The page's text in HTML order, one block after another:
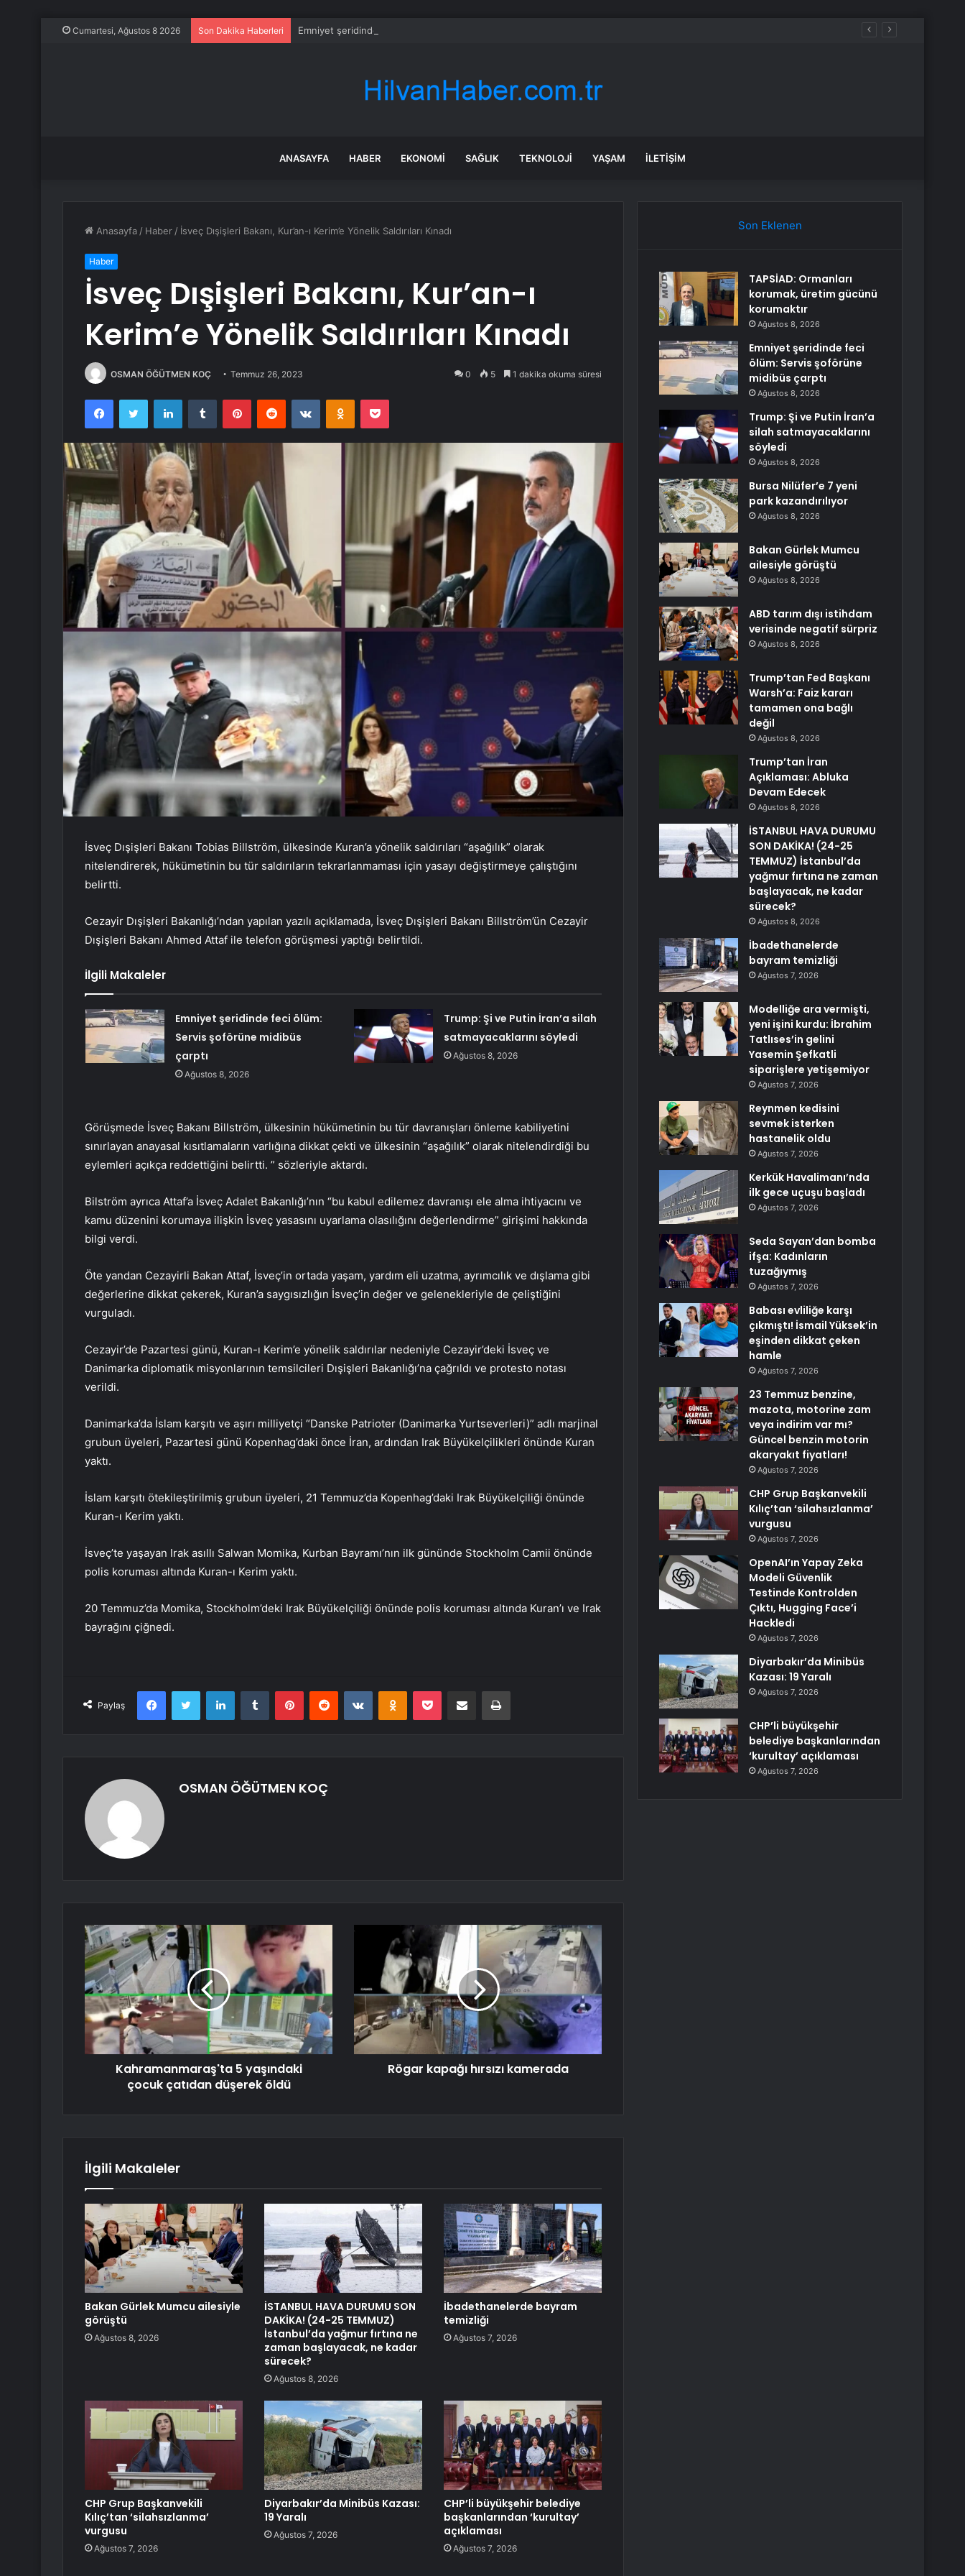
Cumartesi, Ağustos 8 2026 Son Dakika Haberleri Emniyet şeridinde feci ölüm: Servis şoförüne midibüs çarptı
ANASAYFA HABER EKONOMI SAĞLIK TEKNOLOJI YAŞAM İLETIŞIM
Anasayfa / Haber / İsveç Dışişleri Bakanı, Kur’an-ı Kerim’e Yönelik Saldırıları Kınadı
Haber
İsveç Dışişleri Bakanı, Kur’an-ı
Kerim’e Yönelik Saldırıları Kınadı
OSMAN ÖĞÜTMEN KOÇ Temmuz 26, 2023 0 5 1 dakika okuma süresi
FacebookTwitter LinkedInTumblr PinterestReddit VKontakteOdnoklassniki
Pocket
İsveç Dışişleri Bakanı Tobias Billström, ülkesinde Kuran’a yönelik saldırıları “aşağılık” olarak
nitelendirerek, hükümetinin bu tür saldırıların tekrarlanmaması için yasayı değiştirmeye çalıştığını
belirtti.
Cezayir Dışişleri Bakanlığı’ndan yapılan yazılı açıklamada, İsveç Dışişleri Bakanı Billström’ün Cezayir
Dışişleri Bakanı Ahmed Attaf ile telefon görüşmesi yaptığı belirtildi.
İlgili Makaleler
Emniyet şeridinde feci ölüm:
Servis şoförüne midibüs
çarptı
Ağustos 8, 2026
Trump: Şi ve Putin İran’a silah
satmayacaklarını söyledi
Ağustos 8, 2026
Görüşmede İsveç Bakanı Billström, ülkesinin hükümetinin bu tür davranışları önleme kabiliyetini
sınırlayan anayasal kısıtlamaların varlığına dikkat çekti ve ülkesinin “aşağılık” olarak nitelendirdiği bu
eylemleri açıkça reddettiğini belirtti. ” sözleriyle aktardı.
Bilström ayrıca Attaf’a İsveç Adalet Bakanlığı’nın “bu kabul edilemez davranışı ele alma ihtiyacını ve
kamu düzenini korumaya ilişkin İsveç yasasını uyarlama olasılığını değerlendirme” girişimi hakkında
bilgi verdi.
Öte yandan Cezayirli Bakan Attaf, İsveç’in ortada yaşam, yardım eli uzatma, ayrımcılık ve dışlama gibi
değerlerine dikkat çekerek, Kuran’a saygısızlığın İsveç’in değer ve gelenekleriyle de çeliştiğini
vurguladı.
Cezayir’de Pazartesi günü, Kuran-ı Kerim’e yönelik saldırılar nedeniyle Cezayir’deki İsveç ve
Danimarka diplomatik misyonlarının temsilcileri Dışişleri Bakanlığı’na çağrıldı ve protesto notası
verildi.
Danimarka’da İslam karşıtı ve aşırı milliyetçi “Danske Patrioter (Danimarka Yurtseverleri)” adlı marjinal
grubun üyeleri, Pazartesi günü Kopenhag’daki önce İran, ardından Irak Büyükelçilikleri önünde Kuran
yaktı.
İslam karşıtı ötekileştirilmiş grubun üyeleri, 21 Temmuz’da Kopenhag’daki Irak Büyükelçiliği önünde
Kuran-ı Kerim yaktı.
İsveç’te yaşayan Irak asıllı Salwan Momika, Kurban Bayramı’nın ilk gününde Stockholm Camii önünde
polis koruması altında Kuran-ı Kerim yaktı.
20 Temmuz’da Momika, Stockholm’deki Irak Büyükelçiliği önünde polis koruması altında Kuran’ı ve Irak
bayrağını çiğnedi.
Paylaş
FacebookTwitter LinkedInTumblr PinterestReddit VKontakteOdnoklassniki
Pocket E-Posta ile paylaş Yazdır
OSMAN ÖĞÜTMEN KOÇ
Kahramanmaraş'ta 5 yaşındaki
çocuk çatıdan düşerek öldü
Rögar kapağı hırsızı kamerada
İlgili Makaleler
Bakan Gürlek Mumcu ailesiyle
görüştü
Ağustos 8, 2026
İSTANBUL HAVA DURUMU SON
DAKİKA! (24-25 TEMMUZ)
İstanbul’da yağmur fırtına ne
zaman başlayacak, ne kadar
sürecek?
Ağustos 8, 2026
İbadethanelerde bayram
temizliği
Ağustos 7, 2026
CHP Grup Başkanvekili
Kılıç’tan ‘silahsızlanma’
vurgusu
Ağustos 7, 2026
Diyarbakır’da Minibüs Kazası:
19 Yaralı
Ağustos 7, 2026
CHP’li büyükşehir belediye
başkanlarından ‘kurultay’
açıklaması
Ağustos 7, 2026
Son Eklenen
TAPSİAD: Ormanları
korumak, üretim gücünü
korumaktır
Ağustos 8, 2026
Emniyet şeridinde feci
ölüm: Servis şoförüne
midibüs çarptı
Ağustos 8, 2026
Trump: Şi ve Putin İran’a
silah satmayacaklarını
söyledi
Ağustos 8, 2026
Bursa Nilüfer’e 7 yeni
park kazandırılıyor
Ağustos 8, 2026
Bakan Gürlek Mumcu
ailesiyle görüştü
Ağustos 8, 2026
ABD tarım dışı istihdam
verisinde negatif sürpriz
Ağustos 8, 2026
Trump’tan Fed Başkanı
Warsh’a: Faiz kararı
tamamen ona bağlı
değil
Ağustos 8, 2026
Trump’tan İran
Açıklaması: Abluka
Devam Edecek
Ağustos 8, 2026
İSTANBUL HAVA DURUMU
SON DAKİKA! (24-25
TEMMUZ) İstanbul’da
yağmur fırtına ne zaman
başlayacak, ne kadar
sürecek?
Ağustos 8, 2026
İbadethanelerde
bayram temizliği
Ağustos 7, 2026
Modelliğe ara vermişti,
yeni işini kurdu: İbrahim
Tatlıses’in gelini
Yasemin Şefkatli
siparişlere yetişemiyor
Ağustos 7, 2026
Reynmen kedisini
sevmek isterken
hastanelik oldu
Ağustos 7, 2026
Kerkük Havalimanı’nda
ilk gece uçuşu başladı
Ağustos 7, 2026
Seda Sayan’dan bomba
ifşa: Kadınların
tuzağıymış
Ağustos 7, 2026
Babası evliliğe karşı
çıkmıştı! İsmail Yüksek’in
eşinden dikkat çeken
hamle
Ağustos 7, 2026
23 Temmuz benzine,
mazota, motorine zam
veya indirim var mı?
Güncel benzin motorin
akaryakıt fiyatları!
Ağustos 7, 2026
CHP Grup Başkanvekili
Kılıç’tan ‘silahsızlanma’
vurgusu
Ağustos 7, 2026
OpenAI’ın Yapay Zeka
Modeli Güvenlik
Testinde Kontrolden
Çıktı, Hugging Face’i
Hackledi
Ağustos 7, 2026
Diyarbakır’da Minibüs
Kazası: 19 Yaralı
Ağustos 7, 2026
CHP’li büyükşehir
belediye başkanlarından
‘kurultay’ açıklaması
Ağustos 7, 2026